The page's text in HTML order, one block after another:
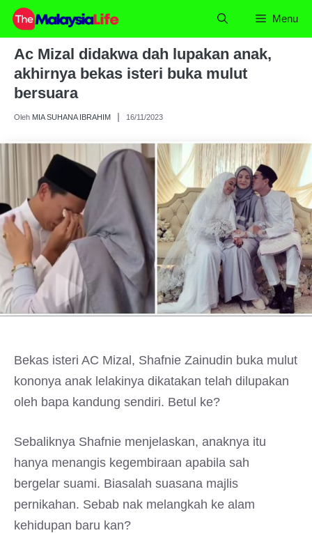
Skip
content
Menu
Ac Mizal didakwa dah lupakan anak,
akhirnya bekas isteri buka mulut
bersuara
Oleh MIA SUHANA IBRAHIM 16/11/2023
Bekas isteri AC Mizal, Shafnie Zainudin buka mulut
kononya anak lelakinya dikatakan telah dilupakan
oleh bapa kandung sendiri. Betul ke?
Sebaliknya Shafnie menjelaskan, anaknya itu
hanya menangis kegembiraan apabila sah
bergelar suami. Biasalah suasana majlis
pernikahan. Sebab nak melangkah ke alam
kehidupan baru kan?